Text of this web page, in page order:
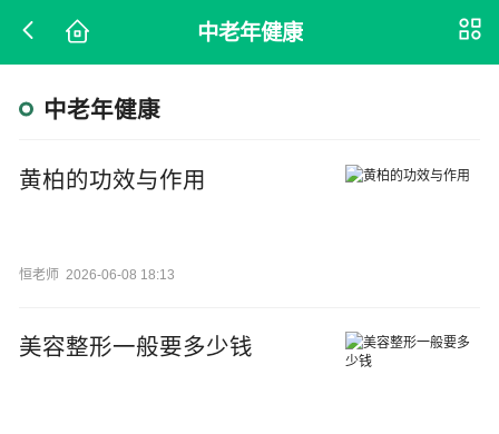
中老年健康
中老年健康
黄柏的功效与作用
恒老师 2026-06-08 18:13
美容整形一般要多少钱